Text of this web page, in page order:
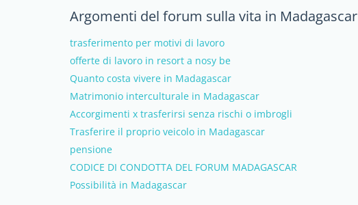
Argomenti del forum sulla vita in Madagascar
trasferimento per motivi di lavoro
offerte di lavoro in resort a nosy be
Quanto costa vivere in Madagascar
Matrimonio interculturale in Madagascar
Accorgimenti x trasferirsi senza rischi o imbrogli
Trasferire il proprio veicolo in Madagascar
pensione
CODICE DI CONDOTTA DEL FORUM MADAGASCAR
Possibilità in Madagascar